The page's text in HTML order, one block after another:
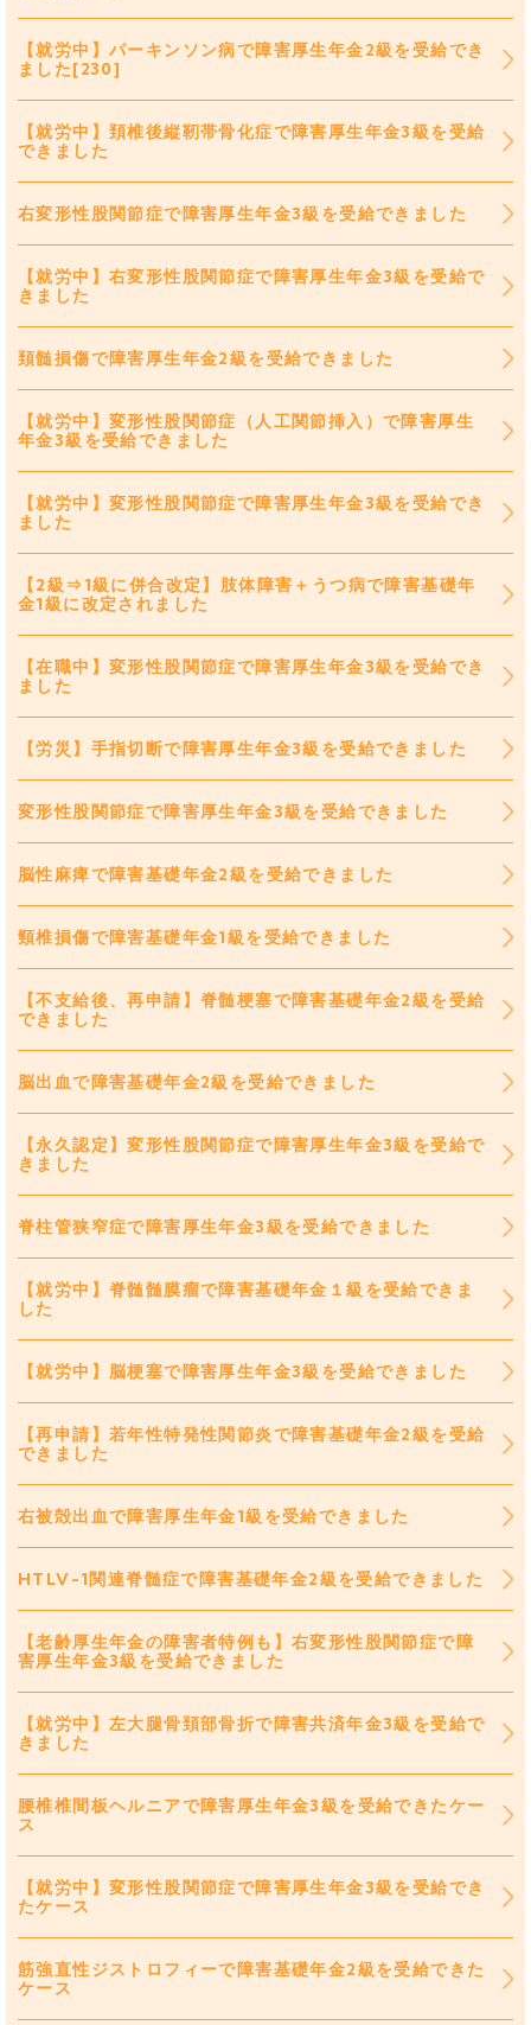
【就労中】パーキンソン病で障害厚生年金2級を受給でき
ました[230]
【就労中】頚椎後縦靭帯骨化症で障害厚生年金3級を受給
できました
右変形性股関節症で障害厚生年金3級を受給できました
【就労中】右変形性股関節症で障害厚生年金3級を受給で
きました
頚髄損傷で障害厚生年金2級を受給できました
【就労中】変形性股関節症（人工関節挿入）で障害厚生
年金3級を受給できました
【就労中】変形性股関節症で障害厚生年金3級を受給でき
ました
【2級⇒1級に併合改定】肢体障害＋うつ病で障害基礎年
金1級に改定されました
【在職中】変形性股関節症で障害厚生年金3級を受給でき
ました
【労災】手指切断で障害厚生年金3級を受給できました
変形性股関節症で障害厚生年金3級を受給できました
脳性麻痺で障害基礎年金2級を受給できました
頸椎損傷で障害基礎年金1級を受給できました
【不支給後、再申請】脊髄梗塞で障害基礎年金2級を受給
できました
脳出血で障害基礎年金2級を受給できました
【永久認定】変形性股関節症で障害厚生年金3級を受給で
きました
脊柱管狭窄症で障害厚生年金3級を受給できました
【就労中】脊髄髄膜瘤で障害基礎年金１級を受給できま
した
【就労中】脳梗塞で障害厚生年金3級を受給できました
【再申請】若年性特発性関節炎で障害基礎年金2級を受給
できました
右被殻出血で障害厚生年金1級を受給できました
HTLV-1関連脊髄症で障害基礎年金2級を受給できました
【老齢厚生年金の障害者特例も】右変形性股関節症で障
害厚生年金3級を受給できました
【就労中】左大腿骨頚部骨折で障害共済年金3級を受給で
きました
腰椎椎間板ヘルニアで障害厚生年金3級を受給できたケー
ス
【就労中】変形性股関節症で障害厚生年金3級を受給でき
たケース
筋強直性ジストロフィーで障害基礎年金2級を受給できた
ケース